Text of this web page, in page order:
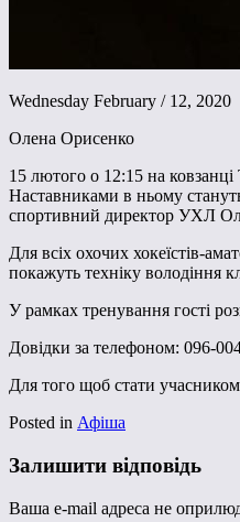
Wednesday February / 12, 2020
Олена Орисенко
15 лютого о 12:15 на
Наставниками в ньому
спортивний директор УХЛ
Для всіх охочих хокеїстів-
покажуть техніку володіння
У рамках тренування гості
Довідки за телефоном: 096-
Для того щоб стати
Posted in Афіша
Залишити відповідь
Ваша e-mail адреса не